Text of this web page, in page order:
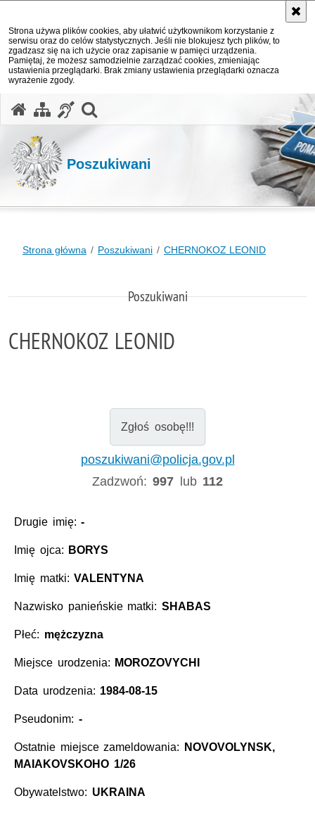
Strona używa plików cookies, aby ułatwić użytkownikom korzystanie z
serwisu oraz do celów statystycznych. Jeśli nie blokujesz tych plików, to
zgadzasz się na ich użycie oraz zapisanie w pamięci urządzenia.
Pamiętaj, że możesz samodzielnie zarządzać cookies, zmieniając
ustawienia przeglądarki. Brak zmiany ustawienia przeglądarki oznacza
wyrażenie zgody.
Poszukiwani
Strona główna Poszukiwani CHERNOKOZ LEONID
Poszukiwani
CHERNOKOZ LEONID
Zgłoś osobę!!!
poszukiwani@policja.gov.pl
Zadzwoń:997 lub 112
Drugie imię:-
Imię ojca: BORYS
Imię matki:VALENTYNA
Nazwisko panieńskie matki: SHABAS
Płeć: mężczyzna
Miejsce urodzenia: MOROZOVYCHI
Data urodzenia: 1984-08-15
Pseudonim: -
Ostatnie miejsce zameldowania:
NOVOVOLYNSK,
MAIAKOVSKOHO 1/26
Obywatelstwo: UKRAINA